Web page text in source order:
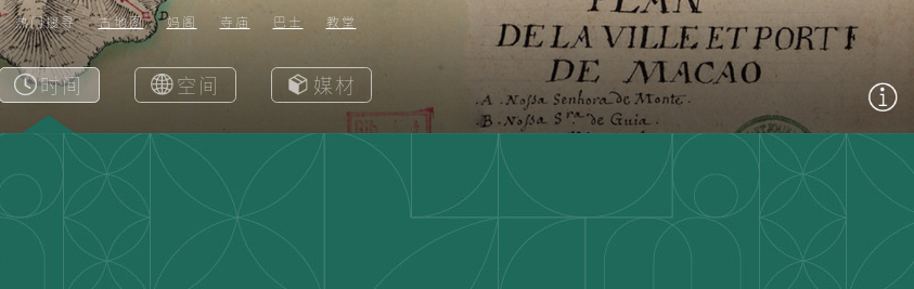
热门搜寻 古地图 妈阁 寺庙 巴士 教堂
时间 空间 媒材